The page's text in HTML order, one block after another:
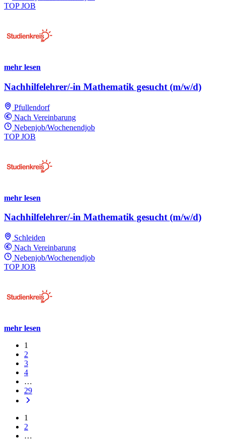
TOP JOB
mehr lesen
Nachhilfelehrer/-in Mathematik gesucht (m/w/d)
Pfullendorf
Nach Vereinbarung
Nebenjob/Wochenendjob
TOP JOB
mehr lesen
Nachhilfelehrer/-in Mathematik gesucht (m/w/d)
Schleiden
Nach Vereinbarung
Nebenjob/Wochenendjob
TOP JOB
mehr lesen
1
2
3
4
…
29
1
2
…